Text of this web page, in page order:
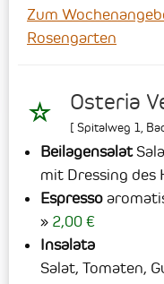
Zum
Rosengarten
Osteria
[ Spitalweg 1
Beilagensalat
mit Dressing des
Espresso
2,00 €
Insalata
Salat, Tomaten,